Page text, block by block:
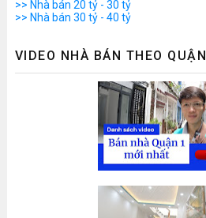
>> Nhà bán 20 tỷ - 30 tỷ
>> Nhà bán 30 tỷ - 40 tỷ
VIDEO NHÀ BÁN THEO QUẬN